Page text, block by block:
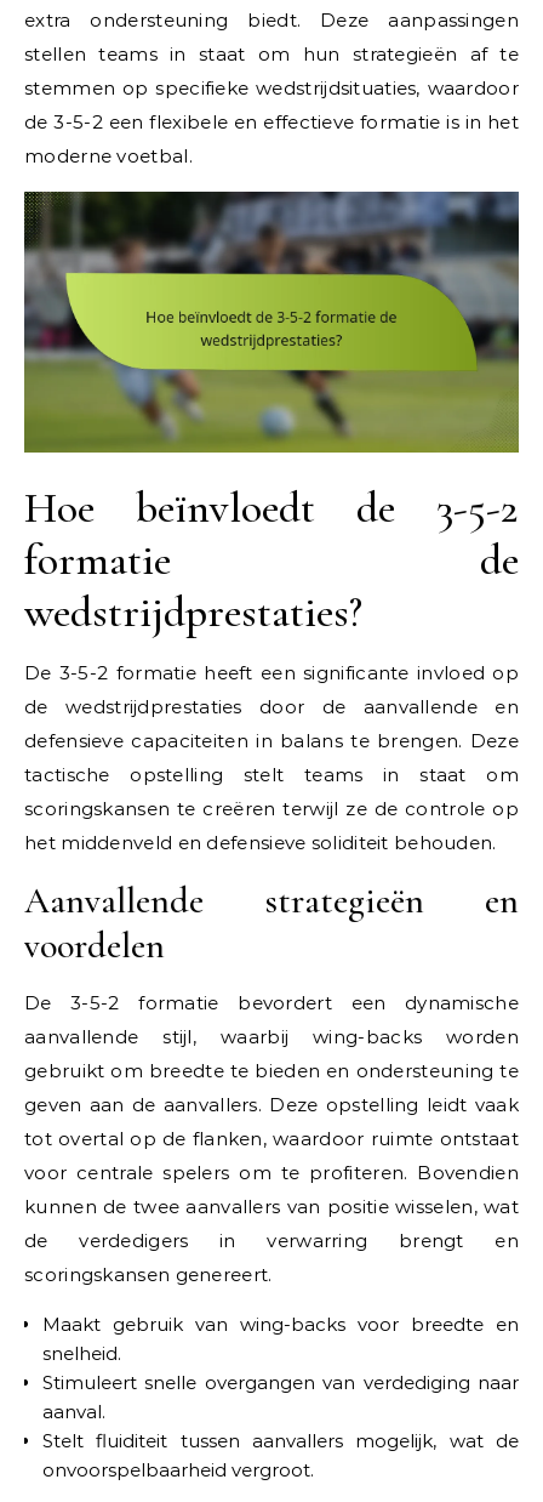
extra ondersteuning biedt. Deze aanpassingen
stellen teams in staat om hun strategieën af te
stemmen op specifieke wedstrijdsituaties, waardoor
de 3-5-2 een flexibele en effectieve formatie is in het
moderne voetbal.
Hoe beïnvloedt de 3-5-2
formatie de
wedstrijdprestaties?
De 3-5-2 formatie heeft een significante invloed op
de wedstrijdprestaties door de aanvallende en
defensieve capaciteiten in balans te brengen. Deze
tactische opstelling stelt teams in staat om
scoringskansen te creëren terwijl ze de controle op
het middenveld en defensieve soliditeit behouden.
Aanvallende strategieën en
voordelen
De 3-5-2 formatie bevordert een dynamische
aanvallende stijl, waarbij wing-backs worden
gebruikt om breedte te bieden en ondersteuning te
geven aan de aanvallers. Deze opstelling leidt vaak
tot overtal op de flanken, waardoor ruimte ontstaat
voor centrale spelers om te profiteren. Bovendien
kunnen de twee aanvallers van positie wisselen, wat
de verdedigers in verwarring brengt en
scoringskansen genereert.
Maakt gebruik van wing-backs voor breedte en
snelheid.
Stimuleert snelle overgangen van verdediging naar
aanval.
Stelt fluiditeit tussen aanvallers mogelijk, wat de
onvoorspelbaarheid vergroot.